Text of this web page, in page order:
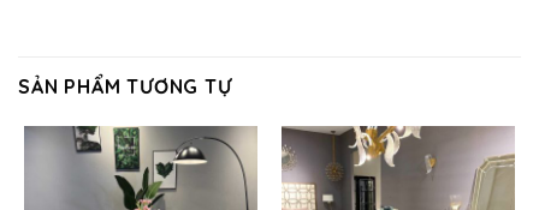
SẢN PHẨM TƯƠNG TỰ